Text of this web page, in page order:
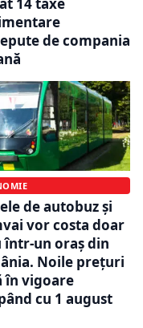
de compania
de autobuz și
vor costa doar
într-un oraș din
Noile prețuri
în vigoare
cu 1 august